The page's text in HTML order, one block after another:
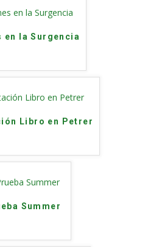
en la Surgencia
Libro en Petrer
Summer